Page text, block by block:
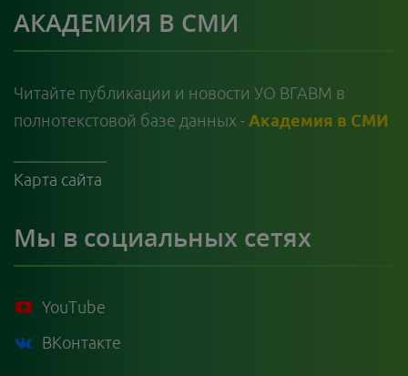
АКАДЕМИЯ В СМИ
Читайте публикации и новости УО ВГАВМ в
полнотекстовой базе данных - Академия в СМИ
Карта сайта
Мы в социальных сетях
YouTube
ВКонтакте